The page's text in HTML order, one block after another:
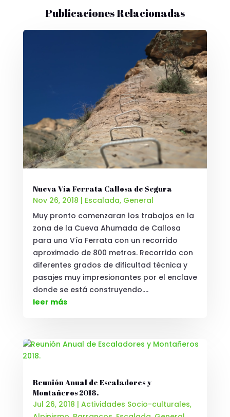
Publicaciones Relacionadas
Nueva Vía Ferrata Callosa de Segura
Nov 26, 2018 | Escalada, General
Muy pronto comenzaran los trabajos en la
zona de la Cueva Ahumada de Callosa
para una Vía Ferrata con un recorrido
aproximado de 800 metros. Recorrido con
diferentes grados de dificultad técnica y
pasajes muy impresionantes por el enclave
donde se está construyendo....
leer más
Reunión Anual de Escaladores y
Montañeros 2018.
Jul 26, 2018 | Actividades Socio-culturales,